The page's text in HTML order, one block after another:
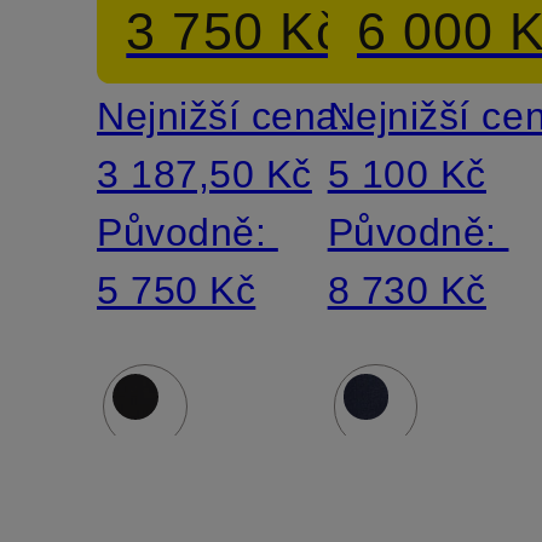
Slim Fit
3 750 Kč
Nejnižší cena:
3 187,50 Kč
Původně:
5 750 Kč
fit6 000
Nejnižší
5 100 Kč
Původně:
8 730 Kč